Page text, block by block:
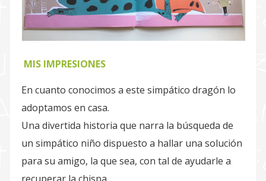
MIS IMPRESIONES
En cuanto conocimos a este simpático dragón lo
adoptamos en casa.
Una divertida historia que narra la búsqueda de
un simpático niño dispuesto a hallar una solución
para su amigo, la que sea, con tal de ayudarle a